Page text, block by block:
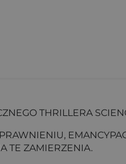
THRILLERA
TE ZAMIERZENIA.